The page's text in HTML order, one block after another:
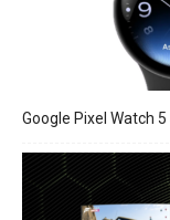
Google Pixel Watch 5